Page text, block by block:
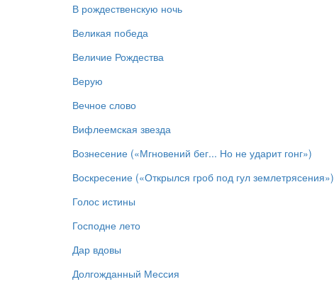
В рождественскую ночь
Великая победа
Величие Рождества
Верую
Вечное слово
Вифлеемская звезда
Вознесение («Мгновений бег... Но не ударит гонг»)
Воскресение («Открылся гроб под гул землетрясения»)
Голос истины
Господне лето
Дар вдовы
Долгожданный Мессия